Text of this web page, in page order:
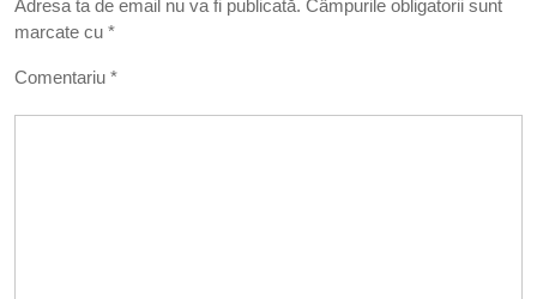
Adresa ta de email nu va fi publicată. Câmpurile obligatorii sunt
marcate cu *
Comentariu *